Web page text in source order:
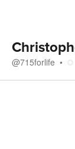
@715forlife